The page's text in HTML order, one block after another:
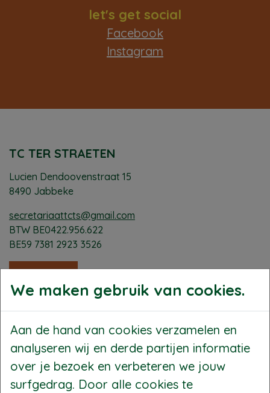
let's get social
Facebook
Instagram
TC TER STRAETEN
Lucien Dendoovenstraat 15
8490 Jabbeke
secretariaattcts@gmail.com
BTW BE0422.956.622
BE59 7381 2923 3526
TENNIS
Tennisschool
Tornooien en interclub
Tenniskampen
CLUB
We maken gebruik van cookies.
Aan de hand van cookies verzamelen en
analyseren wij en derde partijen informatie
over je bezoek en verbeteren we jouw
surfgedrag. Door alle cookies te